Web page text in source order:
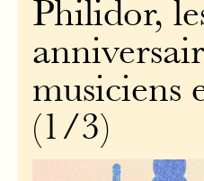
Philidor,
musiciens
(1/3)